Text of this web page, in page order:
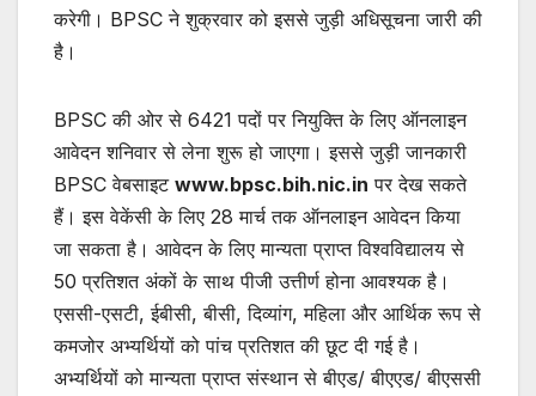
करेगी। BPSC ने शुक्रवार को इससे जुड़ी अधिसूचना जारी की
है।
BPSC की ओर से 6421 पदों पर नियुक्ति के लिए ऑनलाइन
आवेदन शनिवार से लेना शुरू हो जाएगा। इससे जुड़ी जानकारी
BPSC वेबसाइट www.bpsc.bih.nic.in पर देख सकते
हैं। इस वेकेंसी के लिए 28 मार्च तक ऑनलाइन आवेदन किया
जा सकता है। आवेदन के लिए मान्यता प्राप्त विश्वविद्यालय से
50 प्रतिशत अंकों के साथ पीजी उत्तीर्ण होना आवश्यक है।
एससी-एसटी, ईबीसी, बीसी, दिव्यांग, महिला और आर्थिक रूप से
कमजोर अभ्यर्थियों को पांच प्रतिशत की छूट दी गई है।
अभ्यर्थियों को मान्यता प्राप्त संस्थान से बीएड/ बीएएड/ बीएससी